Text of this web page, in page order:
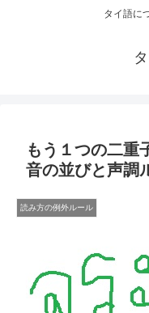
タイ語に
もう１つの二
音の並びと声調
読み方の例外ルール